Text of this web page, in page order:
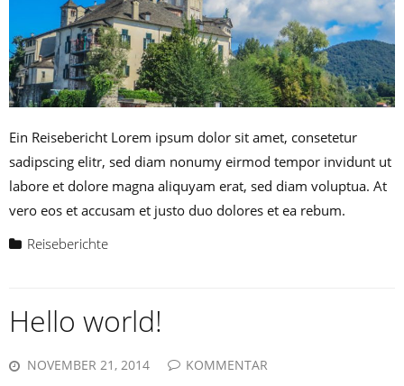
Ein Reisebericht Lorem ipsum dolor sit amet, consetetur
sadipscing elitr, sed diam nonumy eirmod tempor invidunt ut
labore et dolore magna aliquyam erat, sed diam voluptua. At
vero eos et accusam et justo duo dolores et ea rebum.
Reiseberichte
Hello world!
NOVEMBER 21, 2014 KOMMENTAR